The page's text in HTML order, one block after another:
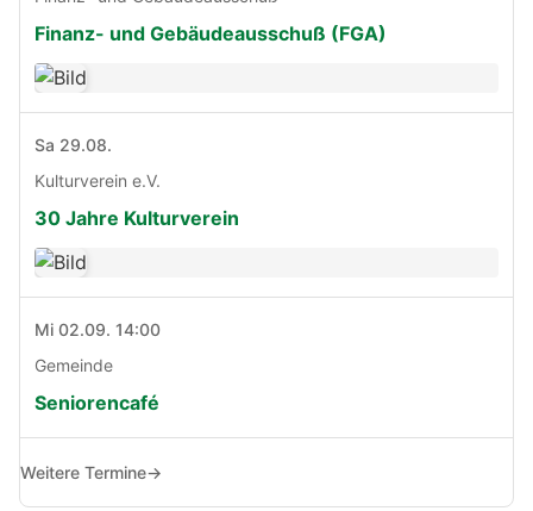
Finanz- und Gebäudeausschuß (FGA)
Sa 29.08.
Kulturverein e.V.
30 Jahre Kulturverein
Mi 02.09. 14:00
Gemeinde
Seniorencafé
Weitere Termine→